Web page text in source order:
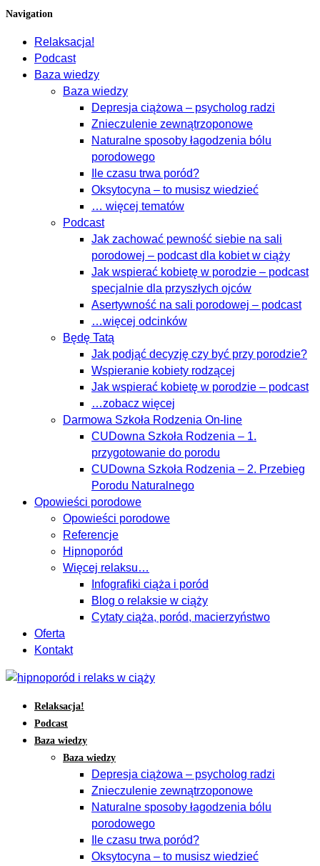
Navigation
Relaksacja!
Podcast
Baza wiedzy
Baza wiedzy
Depresja ciążowa – psycholog radzi
Znieczulenie zewnątrzoponowe
Naturalne sposoby łagodzenia bólu
porodowego
Ile czasu trwa poród?
Oksytocyna – to musisz wiedzieć
… więcej tematów
Podcast
Jak zachować pewność siebie na sali
porodowej – podcast dla kobiet w ciąży
Jak wspierać kobietę w porodzie – podcast
specjalnie dla przyszłych ojców
Asertywność na sali porodowej – podcast
…więcej odcinków
Będę Tatą
Jak podjąć decyzję czy być przy porodzie?
Wspieranie kobiety rodzącej
Jak wspierać kobietę w porodzie – podcast
…zobacz więcej
Darmowa Szkoła Rodzenia On-line
CUDowna Szkoła Rodzenia – 1.
przygotowanie do porodu
CUDowna Szkoła Rodzenia – 2. Przebieg
Porodu Naturalnego
Opowieści porodowe
Opowieści porodowe
Referencje
Hipnoporód
Więcej relaksu…
Infografiki ciąża i poród
Blog o relaksie w ciąży
Cytaty ciąża, poród, macierzyństwo
Oferta
Kontakt
Relaksacja!
Podcast
Baza wiedzy
Baza wiedzy
Depresja ciążowa – psycholog radzi
Znieczulenie zewnątrzoponowe
Naturalne sposoby łagodzenia bólu
porodowego
Ile czasu trwa poród?
Oksytocyna – to musisz wiedzieć